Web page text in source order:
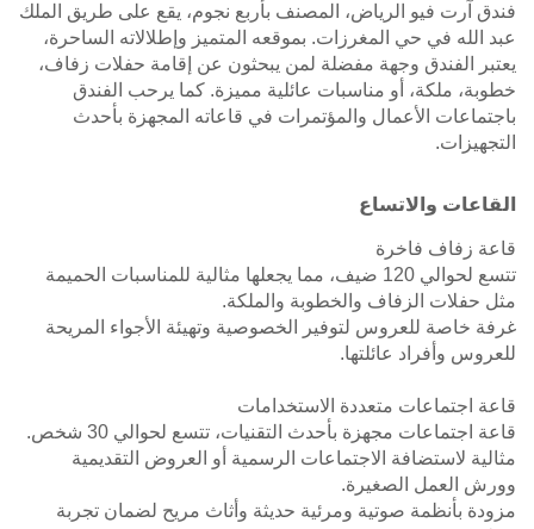
فندق آرت فيو الرياض، المصنف بأربع نجوم، يقع على طريق الملك
عبد الله في حي المغرزات. بموقعه المتميز وإطلالاته الساحرة،
يعتبر الفندق وجهة مفضلة لمن يبحثون عن إقامة حفلات زفاف،
خطوبة، ملكة، أو مناسبات عائلية مميزة. كما يرحب الفندق
باجتماعات الأعمال والمؤتمرات في قاعاته المجهزة بأحدث
التجهيزات.
القاعات والاتساع
قاعة زفاف فاخرة
تتسع لحوالي 120 ضيف، مما يجعلها مثالية للمناسبات الحميمة
مثل حفلات الزفاف والخطوبة والملكة.
غرفة خاصة للعروس لتوفير الخصوصية وتهيئة الأجواء المريحة
للعروس وأفراد عائلتها.
قاعة اجتماعات متعددة الاستخدامات
قاعة اجتماعات مجهزة بأحدث التقنيات، تتسع لحوالي 30 شخص.
مثالية لاستضافة الاجتماعات الرسمية أو العروض التقديمية
وورش العمل الصغيرة.
مزودة بأنظمة صوتية ومرئية حديثة وأثاث مريح لضمان تجربة